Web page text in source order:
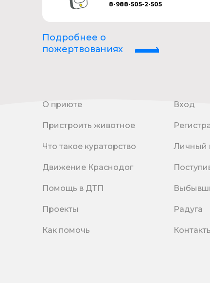
8-988-505-2-505
Подробнее о
пожертвованиях
О приюте
Пристроить животное
Что такое кураторство
Движение Краснодог
Помощь в ДТП
Проекты
Как помочь
Вход
Личный
Радуга